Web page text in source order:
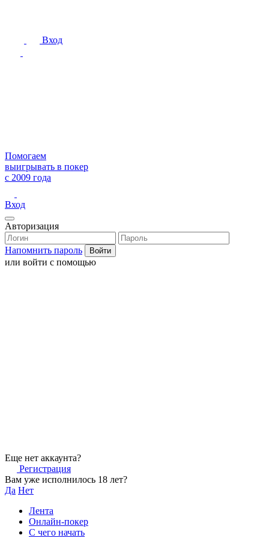
Вход
Помогаем
выигрывать в покер
с 2009 года
Вход
Авторизация
Напомнить пароль
или войти с помощью
Еще нет аккаунта?
Регистрация
Вам уже исполнилось 18 лет?
Да Нет
Лента
Онлайн-покер
С чего начать